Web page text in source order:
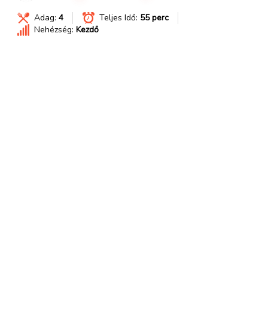
Adag: 4 Teljes Idő: 55 perc
Nehézség: Kezdő